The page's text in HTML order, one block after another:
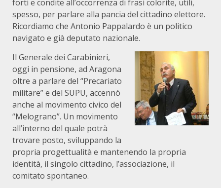
forti e condite all’occorrenza di frasi colorite, utili,
spesso, per parlare alla pancia del cittadino elettore.
Ricordiamo che Antonio Pappalardo è un politico
navigato e già deputato nazionale.
Il Generale dei Carabinieri,
oggi in pensione, ad Aragona
oltre a parlare del “Precariato
militare” e del SUPU, accennò
anche al movimento civico del
“Melograno”. Un movimento
all’interno del quale potrà
trovare posto, sviluppando la
propria progettualità e mantenendo la propria
identità, il singolo cittadino, l’associazione, il
comitato spontaneo.